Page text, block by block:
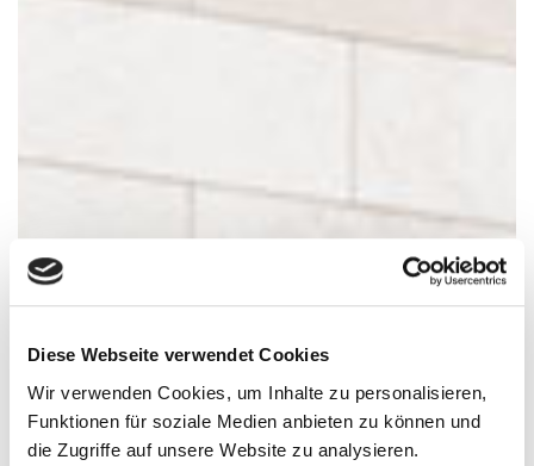
Diese Webseite verwendet Cookies
Wir verwenden Cookies, um Inhalte zu personalisieren,
Funktionen für soziale Medien anbieten zu können und
die Zugriffe auf unsere Website zu analysieren.